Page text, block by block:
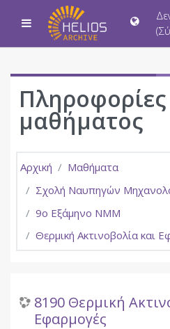
Μετάβαση στο κεντρικό
Πλευρικός πίνακας
(
Πληροφορίες
μαθήματος
Αρχική
Μαθήματα
Σχολή Ναυπηγών
9ο Εξάμηνο ΝΜΜ
Θερμική Ακτινοβολία και
8190 Θερμική
Εφαρμογές